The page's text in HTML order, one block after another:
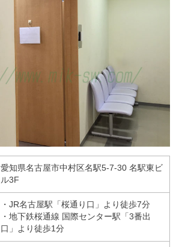
愛知県名古屋市中村区名駅5-7-30 名駅東ビ
ル3F
・JR名古屋駅「桜通り口」より徒歩7分
・地下鉄桜通線 国際センター駅「3番出
口」より徒歩1分